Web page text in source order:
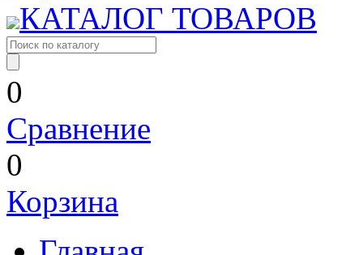
КАТАЛОГ ТОВАРОВ
0
Сравнение
0
Корзина